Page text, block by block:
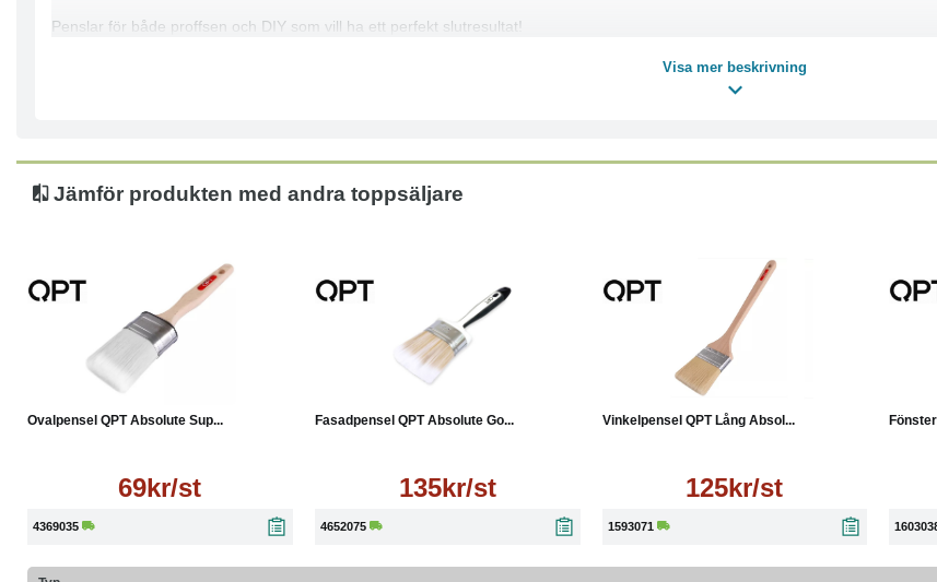
Penslar för både proffsen och DIY som vill ha ett perfekt slutresultat!
Visa mer beskrivning
Jämför produkten med andra toppsäljare
Ovalpensel QPT Absolute Sup...
69kr/st
4369035
Läs mer
Fasadpensel QPT Absolute Go...
135kr/st
4652075
Läs mer
Vinkelpensel QPT Lång Absol...
125kr/st
1593071
Läs mer